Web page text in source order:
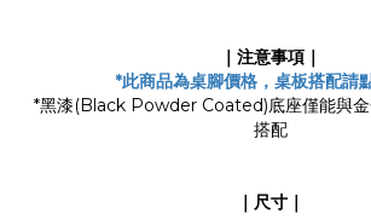
｜注意事項｜
*此商品為桌腳價格，桌板搭配請
*黑漆(Black Powder Coated)底座僅能與
搭配
｜尺寸｜